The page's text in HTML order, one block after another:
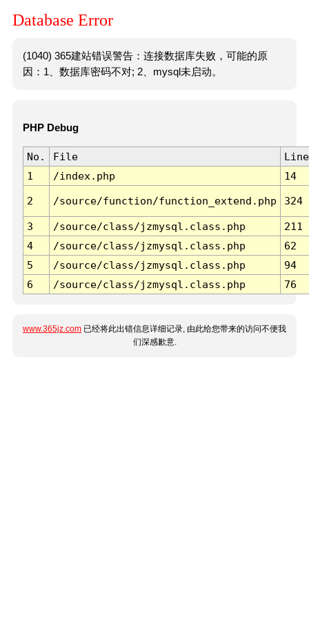
Database Error
(1040) 365建站错误警告：连接数据库失败，可能的原
因：1、数据库密码不对; 2、mysql未启动。
PHP Debug
No. File
Line
1
/index.php 14
2 /source/function/function_extend.php 324
3 /source/class/jzmysql.class.php
211
4
/source/class/jzmysql.class.php
62
5
/source/class/jzmysql.class.php
94
6
/source/class/jzmysql.class.php 76
www.365jz.com 已经将此出错信息详细记录, 由此给您带来的访问不便我
们深感歉意.